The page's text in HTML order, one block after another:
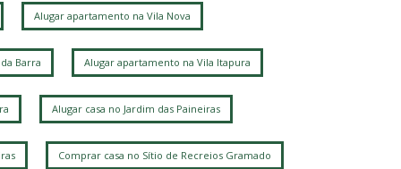
Jardim das Paineiras
Mansões Santo Antônio
Itapura
Alugar apartamento na Vila Nova
Barra Alugar apartamento na Vila Itapura
Alugar casa no Jardim das Paineiras
Comprar casa no Sítio de Recreios Gramado